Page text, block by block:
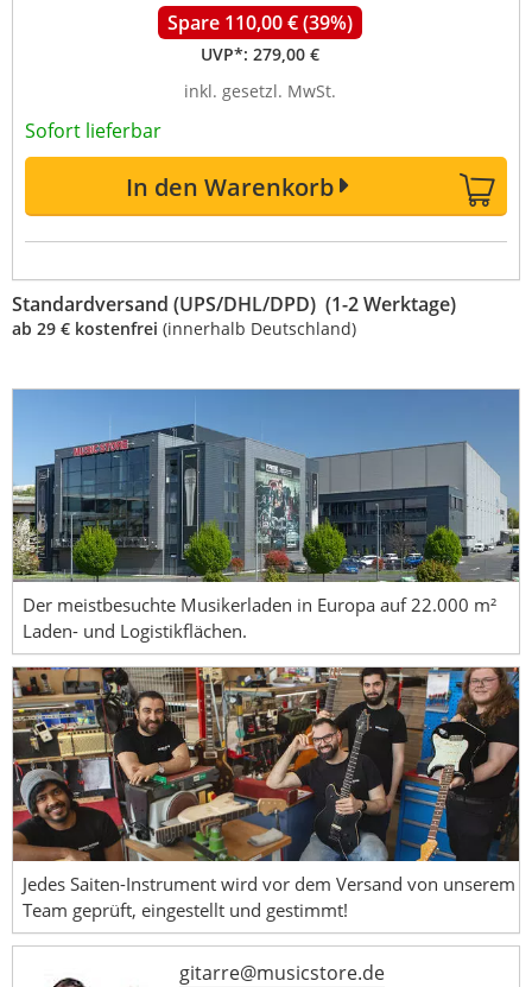
Spare 110,00 € (39%)
UVP*: 279,00 €
inkl. gesetzl. MwSt.
Sofort lieferbar
In den Warenkorb
Standardversand (UPS/DHL/DPD) (1-2 Werktage)
ab 29 € kostenfrei (innerhalb Deutschland)
Der meistbesuchte Musikerladen in Europa auf 22.000 m²
Laden- und Logistikflächen.
Jedes Saiten-Instrument wird vor dem Versand von unserem
Team geprüft, eingestellt und gestimmt!
gitarre@musicstore.de